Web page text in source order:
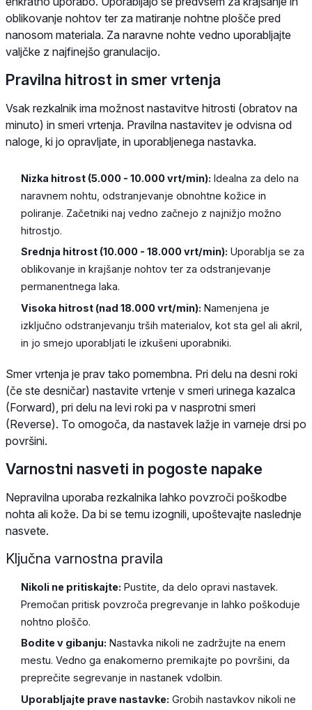
oblikovanje nohtov ter za matiranje nohtne plošče pred
nanosom materiala. Za naravne nohte vedno uporabljajte
valjčke z najfinejšo granulacijo.
Pravilna hitrost in smer vrtenja
Vsak rezkalnik ima možnost nastavitve hitrosti (obratov na
minuto) in smeri vrtenja. Pravilna nastavitev je odvisna od
naloge, ki jo opravljate, in uporabljenega nastavka.
Nizka hitrost (5.000 - 10.000 vrt/min): Idealna za delo na
naravnem nohtu, odstranjevanje obnohtne kožice in
poliranje. Začetniki naj vedno začnejo z najnižjo možno
hitrostjo.
Srednja hitrost (10.000 - 18.000 vrt/min): Uporablja se za
oblikovanje in krajšanje nohtov ter za odstranjevanje
permanentnega laka.
Visoka hitrost (nad 18.000 vrt/min): Namenjena je
izključno odstranjevanju trših materialov, kot sta gel ali akril,
in jo smejo uporabljati le izkušeni uporabniki.
Smer vrtenja je prav tako pomembna. Pri delu na desni roki
(če ste desničar) nastavite vrtenje v smeri urinega kazalca
(Forward), pri delu na levi roki pa v nasprotni smeri
(Reverse). To omogoča, da nastavek lažje in varneje drsi po
površini.
Varnostni nasveti in pogoste napake
Nepravilna uporaba rezkalnika lahko povzroči poškodbe
nohta ali kože. Da bi se temu izognili, upoštevajte naslednje
nasvete.
Ključna varnostna pravila
Nikoli ne pritiskajte: Pustite, da delo opravi nastavek.
Premočan pritisk povzroča pregrevanje in lahko poškoduje
nohtno ploščo.
Bodite v gibanju: Nastavka nikoli ne zadržujte na enem
mestu. Vedno ga enakomerno premikajte po površini, da
preprečite segrevanje in nastanek vdolbin.
Uporabljajte prave nastavke: Grobih nastavkov nikoli ne